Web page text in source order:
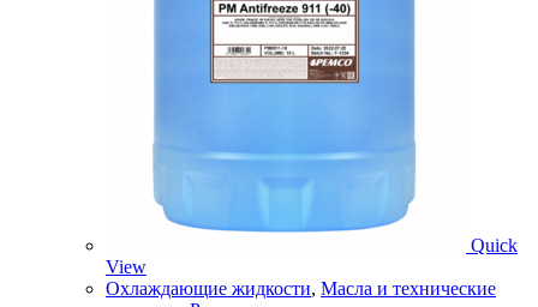
Quick
View
Охлаждающие жидкости, Масла и технические